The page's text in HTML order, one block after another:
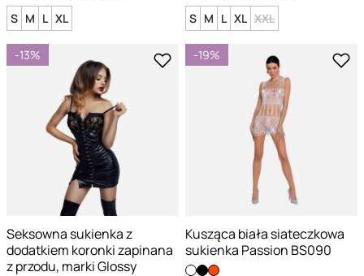
S M L XL S M L XL XXL
-13%
Seksowna sukienka z
dodatkiem koronki zapinana
z przodu, marki Glossy
-19%
Kusząca biała siateczkowa
sukienka Passion BS090